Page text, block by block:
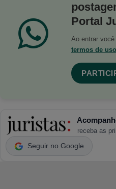
Portal
Ao entrar
termos de uso
receba as
Seguir no Google